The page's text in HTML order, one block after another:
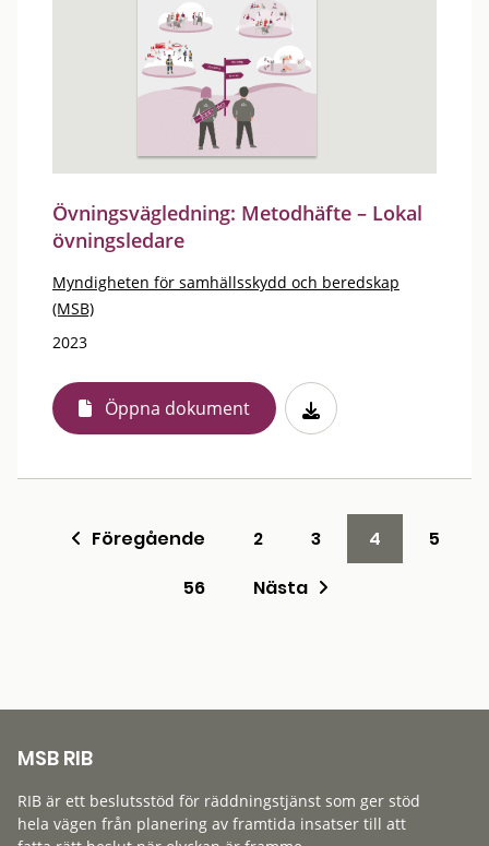
Övningsvägledning: Metodhäfte – Lokal
övningsledare
Myndigheten för samhällsskydd och beredskap
(MSB)
2023
Öppna dokument
Föregående 2 3 4
5
56
Nästa
MSB RIB
RIB är ett beslutsstöd för räddningstjänst som ger stöd
hela vägen från planering av framtida insatser till att